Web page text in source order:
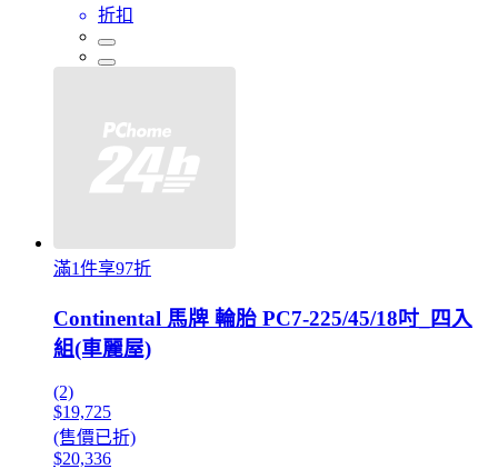
折扣
滿1件享97折
Continental 馬牌 輪胎 PC7-225/45/18吋_四入
組(車麗屋)
(2)
$19,725
(售價已折)
$20,336